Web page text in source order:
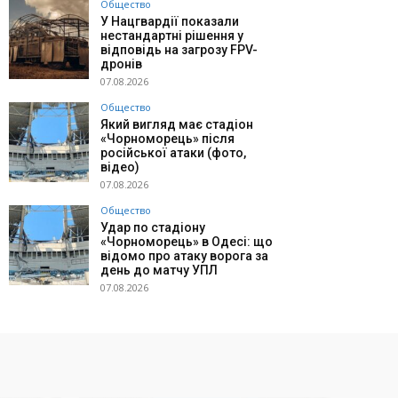
Общество
У Нацгвардії показали
нестандартні рішення у
відповідь на загрозу FPV-
дронів
07.08.2026
Общество
Який вигляд має стадіон
«Чорноморець» після
російської атаки (фото,
відео)
07.08.2026
Общество
Удар по стадіону
«Чорноморець» в Одесі: що
відомо про атаку ворога за
день до матчу УПЛ
07.08.2026